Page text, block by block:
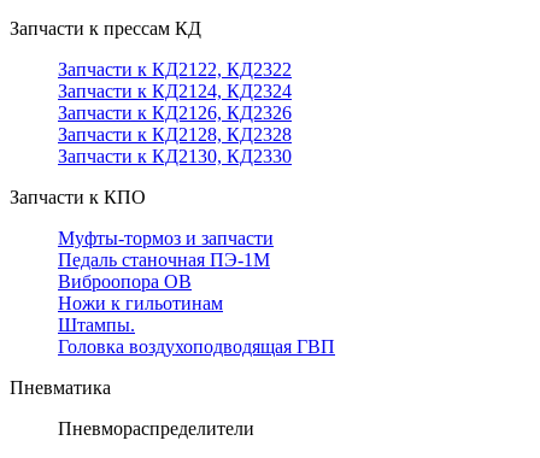
Запчасти к прессам КД
Запчасти к КД2122, КД2322
Запчасти к КД2124, КД2324
Запчасти к КД2126, КД2326
Запчасти к КД2128, КД2328
Запчасти к КД2130, КД2330
Запчасти к КПО
Муфты-тормоз и запчасти
Педаль станочная ПЭ-1М
Виброопора ОВ
Ножи к гильотинам
Штампы.
Головка воздухоподводящая ГВП
Пневматика
Пневмораспределители